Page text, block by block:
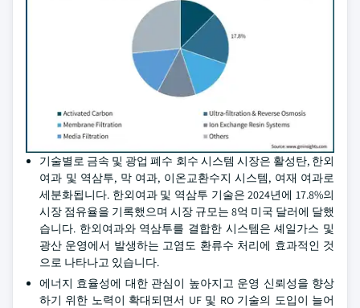
기술별로 금속 및 광업 폐수 회수 시스템 시장은 활성탄, 한외
여과 및 역삼투, 막 여과, 이온교환수지 시스템, 여재 여과로
세분화됩니다. 한외여과 및 역삼투 기술은 2024년에 17.8%의
시장 점유율을 기록했으며 시장 규모는 8억 미국 달러에 달했
습니다. 한외여과와 역삼투를 결합한 시스템은 셰일가스 및
광산 운영에서 발생하는 고염도 환류수 처리에 효과적인 것
으로 나타나고 있습니다.
에너지 효율성에 대한 관심이 높아지고 운영 신뢰성을 향상
하기 위한 노력이 확대되면서 UF 및 RO 기술의 도입이 늘어